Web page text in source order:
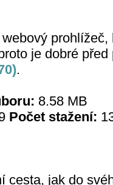
je dobré
.
8.58 MB
Počet stažení:
cesta, jak do